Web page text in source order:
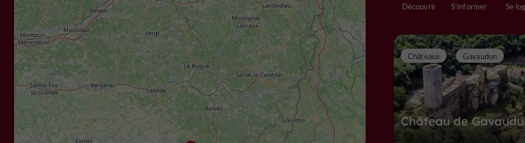
Découvrir S'informer Se
Château de
Châteaux Gavaudun